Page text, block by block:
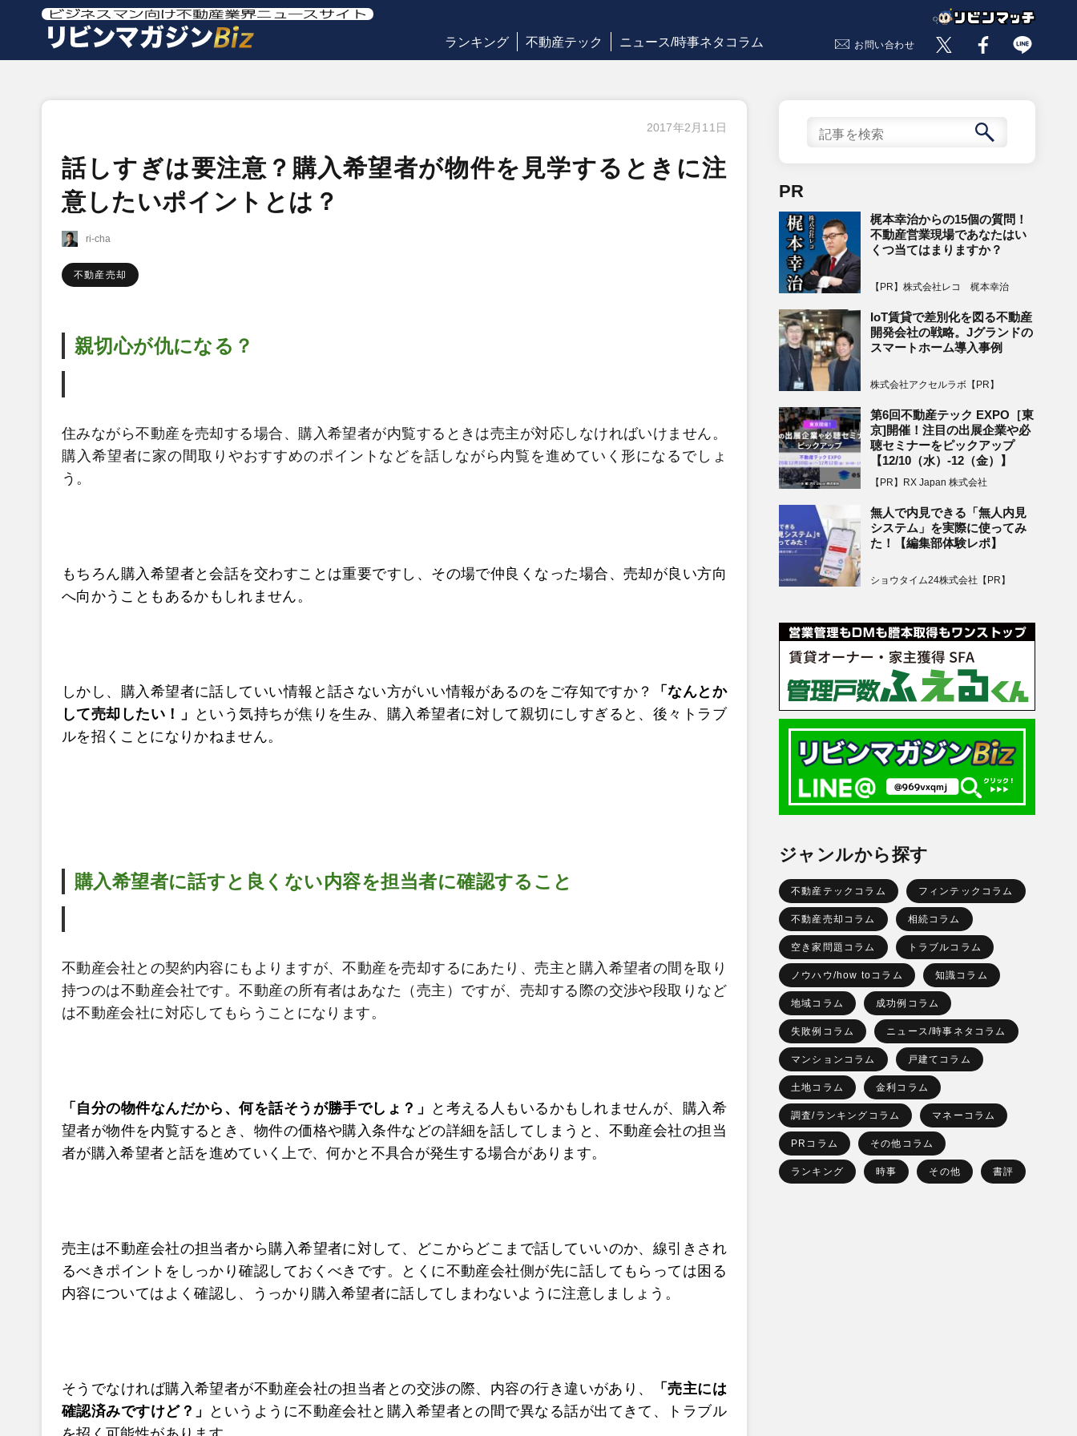
ランキング 不動産テック ニュース/時事ネタコラム お問い合わせ
2017年2月11日
話しすぎは要注意？購入希望者が物件を見学するときに注
意したいポイントとは？
ri-cha
不動産売却
親切心が仇になる？
住みながら不動産を売却する場合、購入希望者が内覧するときは売主が対応しなければいけません。
購入希望者に家の間取りやおすすめのポイントなどを話しながら内覧を進めていく形になるでしょ
う。
もちろん購入希望者と会話を交わすことは重要ですし、その場で仲良くなった場合、売却が良い方向
へ向かうこともあるかもしれません。
しかし、購入希望者に話していい情報と話さない方がいい情報があるのをご存知ですか？
「なんとか
して売却したい！」
という気持ちが焦りを生み、購入希望者に対して親切にしすぎると、後々トラブ
ルを招くことになりかねません。
購入希望者に話すと良くない内容を担当者に確認すること
不動産会社との契約内容にもよりますが、不動産を売却するにあたり、売主と購入希望者の間を取り
持つのは不動産会社です。不動産の所有者はあなた（売主）ですが、売却する際の交渉や段取りなど
は不動産会社に対応してもらうことになります。
「自分の物件なんだから、何を話そうが勝手でしょ？」
と考える人もいるかもしれませんが、購入希
望者が物件を内覧するとき、物件の価格や購入条件などの詳細を話してしまうと、不動産会社の担当
者が購入希望者と話を進めていく上で、何かと不具合が発生する場合があります。
売主は不動産会社の担当者から購入希望者に対して、どこからどこまで話していいのか、線引きされ
るべきポイントをしっかり確認しておくべきです。とくに不動産会社側が先に話してもらっては困る
内容についてはよく確認し、うっかり購入希望者に話してしまわないように注意しましょう。
そうでなければ購入希望者が不動産会社の担当者との交渉の際、内容の行き違いがあり、
「売主には
確認済みですけど？」
というように不動産会社と購入希望者との間で異なる話が出てきて、トラブル
PR
梶本幸治からの15個の質問！
不動産営業現場であなたはい
くつ当てはまりますか？
【PR】株式会社レコ 梶本幸治
IoT賃貸で差別化を図る不動産
開発会社の戦略。Jグランドの
スマートホーム導入事例
株式会社アクセルラボ【PR】
第6回不動産テック EXPO［東
京]開催！注目の出展企業や必
聴セミナーをピックアップ
【12/10（水）-12（金）】
【PR】RX Japan 株式会社
無人で内見できる「無人内見
システム」を実際に使ってみ
た！【編集部体験レポ】
ショウタイム24株式会社【PR】
ジャンルから探す
不動産テックコラム フィンテックコラム
不動産売却コラム 相続コラム
空き家問題コラム トラブルコラム
ノウハウ/how toコラム 知識コラム
地域コラム 成功例コラム
失敗例コラム ニュース/時事ネタコラム
マンションコラム 戸建てコラム
土地コラム 金利コラム
調査/ランキングコラム マネーコラム
PRコラム その他コラム
ランキング 時事 その他 書評